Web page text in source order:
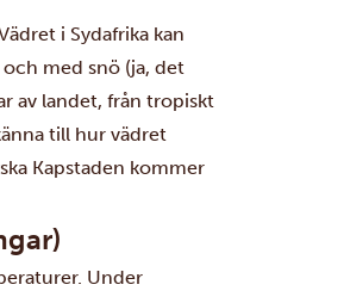
i Sydafrika kan
med snö (ja, det
av landet, från tropiskt
till hur vädret
Kapstaden kommer
Under